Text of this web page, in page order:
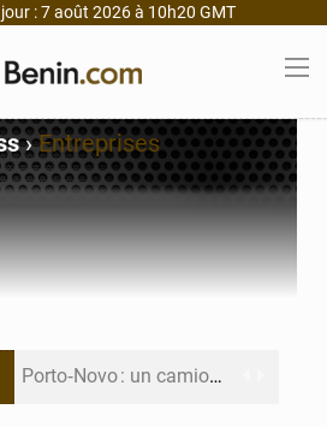
: 7 août 2026 à 10h20 GMT
›Entreprises
Porto‑Novo : un camion de produits pétroliers embrase Avakpa